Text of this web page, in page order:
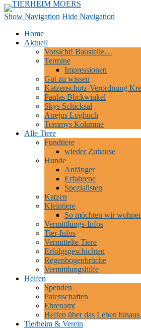
Tierheim | Hundepension | Tierschutz | Moers
Show Navigation Hide Navigation
Home
Aktuell
Vorsicht! Baustelle…
Termine
Impressionen
Gut zu wissen
Katzenschutz-Verordnung
Paulas Blickwinkel
Skys Schicksal
Atrejus Logbuch
Tommys Kolumne
Alle Tiere
Fundtiere
wieder Zuhause
Hunde
Anfänger
Erfahrene
Spezialisten
Katzen
Kleintiere
So möchten wir
Vermittlungs-Infos
Tier-Infos
Vermittelte Tiere
Erfolgsgeschichten
Regenbogenbrücke
Vermittlungshilfe
Helfen
Spenden
Patenschaften
Ehrenamt
Helfen über das Leben
Tierheim & Verein